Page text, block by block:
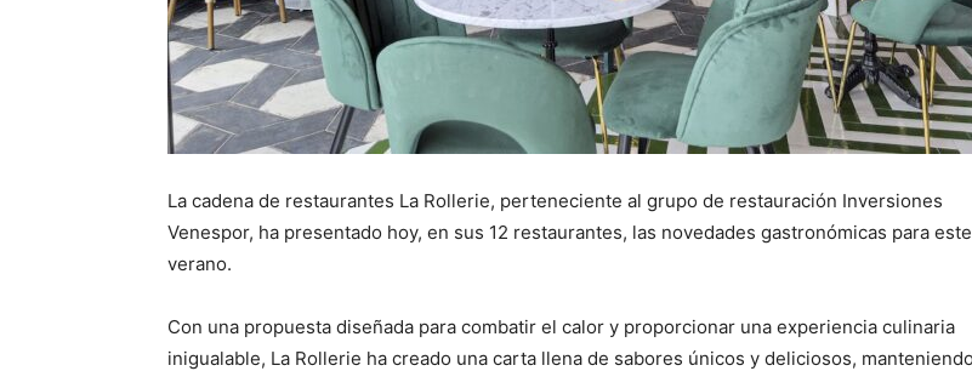
La cadena de restaurantes La Rollerie, perteneciente al grupo de restauración Inversiones
Venespor, ha presentado hoy, en sus 12 restaurantes, las novedades gastronómicas para este
verano.
Con una propuesta diseñada para combatir el calor y proporcionar una experiencia culinaria
inigualable, La Rollerie ha creado una carta llena de sabores únicos y deliciosos,